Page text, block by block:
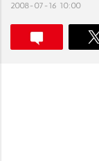
2008-07-16 10:00